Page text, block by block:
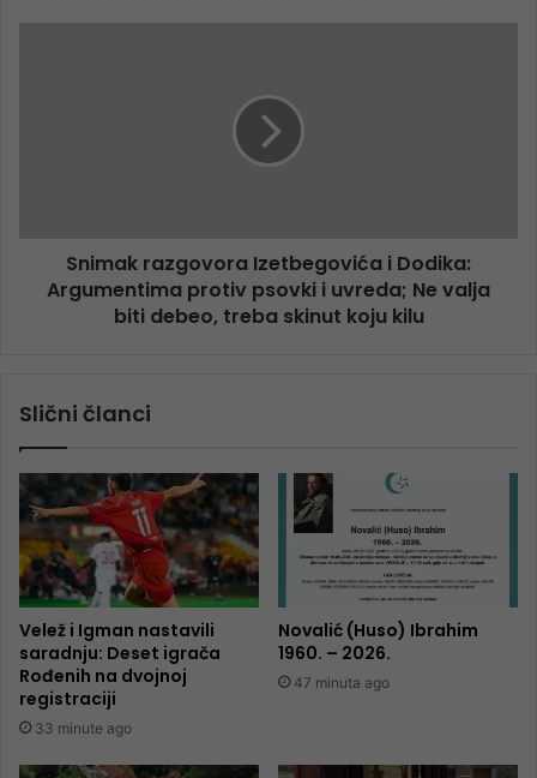
Snimak razgovora Izetbegovića i Dodika:
Argumentima protiv psovki i uvreda; Ne valja
biti debeo, treba skinut koju kilu
Slični članci
Velež i Igman nastavili
saradnju: Deset igrača
Rođenih na dvojnoj
registraciji
33 minute ago
Novalić (Huso) Ibrahim
1960. – 2026.
47 minuta ago